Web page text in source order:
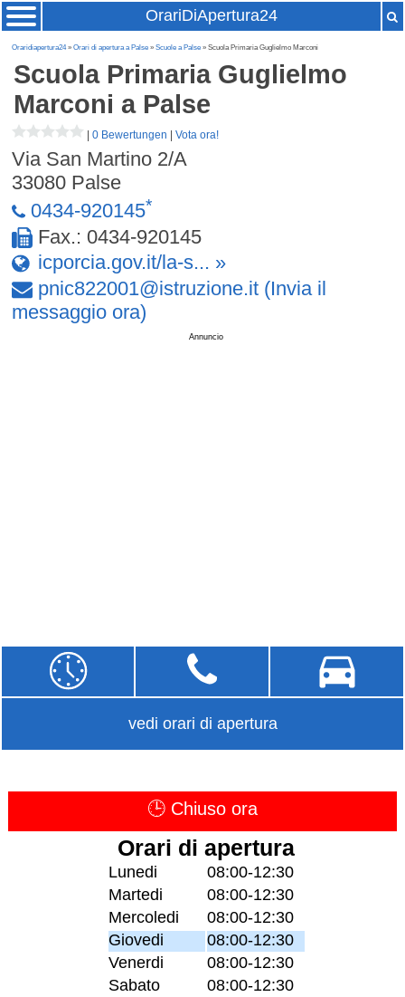
OrariDiApertura24
Oraridiapertura24»Orari di apertura a Palse »Scuole a Palse » Scuola Primaria Guglielmo Marconi
Scuola Primaria Guglielmo
Marconi a Palse
|0 Bewertungen |Vota ora!
Via San Martino 2/A
33080 Palse
0434-920145*
Fax.: 0434-920145
icporcia.gov.it/la-s... »
pnic822001@istruzione.it (Invia il
messaggio ora)
Annuncio
vedi orari di apertura
🕒 Chiuso ora
Orari di apertura
Lunedi
08:00-12:30
Martedi
08:00-12:30
Mercoledi
08:00-12:30
Giovedi
08:00-12:30
Venerdi
08:00-12:30
Sabato
08:00-12:30